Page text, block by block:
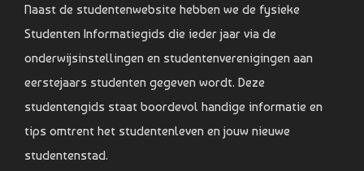
Naast de studentenwebsite hebben we de fysieke
Studenten Informatiegids die ieder jaar via de
onderwijsinstellingen en studentenverenigingen aan
eerstejaars studenten gegeven wordt. Deze
studentengids staat boordevol handige informatie en
tips omtrent het studentenleven en jouw nieuwe
studentenstad.